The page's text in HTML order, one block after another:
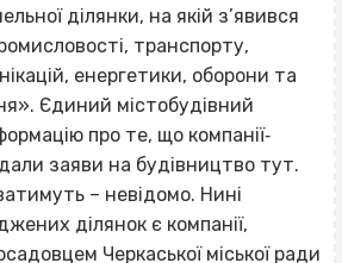
ділянки, на якій з’явився
транспорту,
енергетики, оборони та
Єдиний містобудівний
про те, що компанії‐
заяви на будівництво тут.
– невідомо. Нині
ділянок є компанії,
Черкаської міської ради